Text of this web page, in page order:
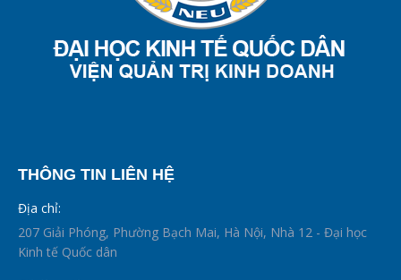
THÔNG TIN LIÊN HỆ
Địa chỉ:
207 Giải Phóng, Phường Bạch Mai, Hà Nội, Nhà 12 - Đại học
Kinh tế Quốc dân